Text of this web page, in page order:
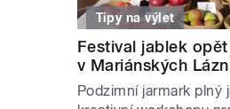
Tipy na výlet
Festival jablek
v Mariánských
Podzimní jarmark plný